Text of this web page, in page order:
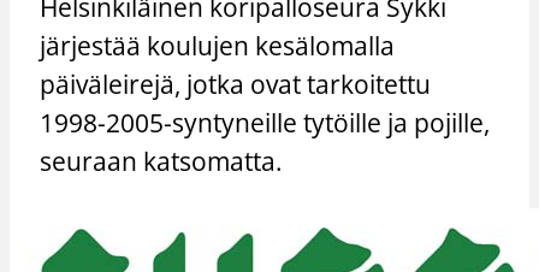
Helsinkiläinen koripalloseura Sykki
järjestää koulujen kesälomalla
päiväleirejä, jotka ovat tarkoitettu
1998-2005-syntyneille tytöille ja pojille,
seuraan katsomatta.